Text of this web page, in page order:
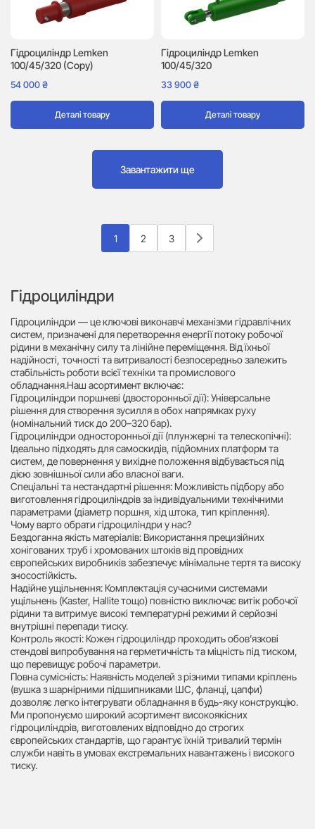
Гідроциліндр Lemken
100/45/320 (Copy)
54 000₴
Деталі товару
Гідроциліндр Lemken
100/45/320
33 900₴
Деталі товару
Завантажити ще
1 2 3
Гідроциліндри
Гідроциліндри — це ключові виконавчі механізми гідравлічних
систем, призначені для перетворення енергії потоку робочої
рідини в механічну силу та лінійне переміщення. Від їхньої
надійності, точності та витривалості безпосередньо залежить
стабільність роботи всієї техніки та промислового
обладнання.Наш асортимент включає:
Гідроциліндри поршневі (двосторонньої дії): Універсальне
рішення для створення зусилля в обох напрямках руху
(номінальний тиск до 200–320 бар).
Гідроциліндри односторонньої дії (плунжерні та телескопічні):
Ідеально підходять для самоскидів, підйомних платформ та
систем, де повернення у вихідне положення відбувається під
дією зовнішньої сили або власної ваги.
Спеціальні та нестандартні рішення: Можливість підбору або
виготовлення гідроциліндрів за індивідуальними технічними
параметрами (діаметр поршня, хід штока, тип кріплення).
Чому варто обрати гідроциліндри у нас?
Бездоганна якість матеріалів: Використання прецизійних
хонігованих труб і хромованих штоків від провідних
європейських виробників забезпечує мінімальне тертя та високу
зносостійкість.
Надійне ущільнення: Комплектація сучасними системами
ущільнень (Kaster, Hallite тощо) повністю виключає витік робочої
рідини та витримує високі температурні режими й серйозні
внутрішні перепади тиску.
Контроль якості: Кожен гідроциліндр проходить обов’язкові
стендові випробування на герметичність та міцність під тиском,
що перевищує робочі параметри.
Повна сумісність: Наявність моделей з різними типами кріплень
(вушка з шарнірними підшипниками ШС, фланці, цапфи)
дозволяє легко інтегрувати обладнання в будь-яку конструкцію.
Ми пропонуємо широкий асортимент високоякісних
гідроциліндрів, виготовлених відповідно до строгих
європейських стандартів, що гарантує їхній тривалий термін
служби навіть в умовах екстремальних навантажень і високого
тиску.